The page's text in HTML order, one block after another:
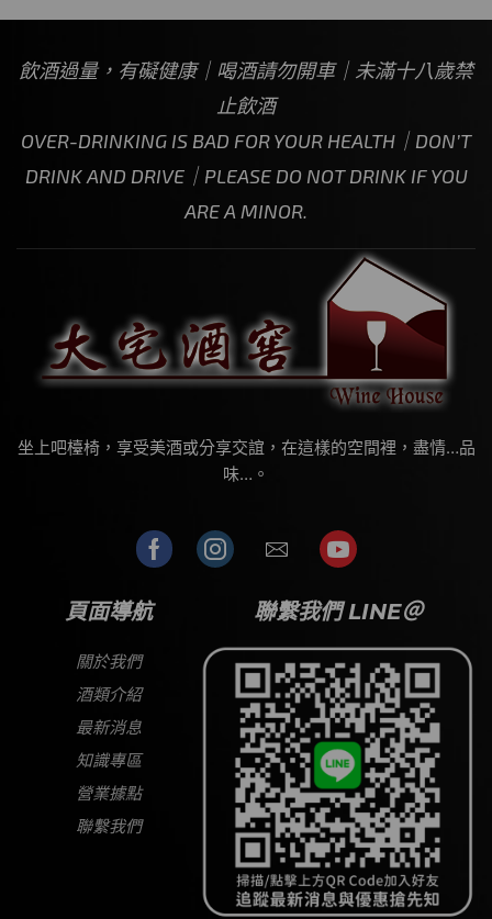
飲酒過量，有礙健康｜喝酒請勿開車｜未滿十八歲禁
止飲酒
OVER-DRINKING IS BAD FOR YOUR HEALTH｜DON’T
DRINK AND DRIVE｜PLEASE DO NOT DRINK IF YOU
ARE A MINOR.
坐上吧檯椅，享受美酒或分享交誼，在這樣的空間裡，盡情…品
味…。
頁面導航
關於我們
酒類介紹
最新消息
知識專區
營業據點
聯繫我們
聯繫我們 LINE＠